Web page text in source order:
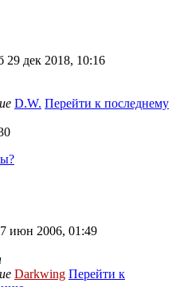
29 дек 2018, 10:16
D.W. Перейти к последнему
июн 2006, 01:49
Darkwing Перейти к